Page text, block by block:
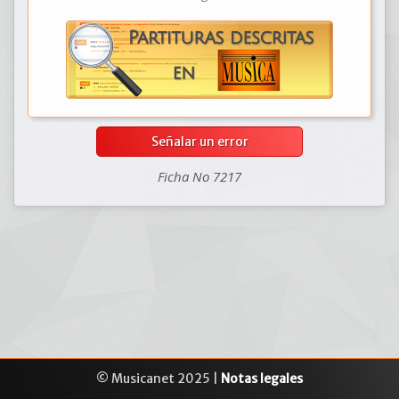
Señalar un error
Ficha No 7217
© Musicanet 2025 | Notas legales